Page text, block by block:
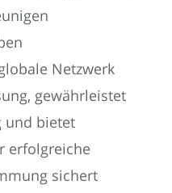
Netzwerk
gewährleistet
und bietet
erfolgreiche
sichert